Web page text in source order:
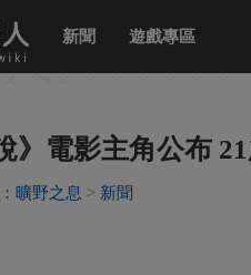
新聞 遊戲專區
》電影主角公布
曠野之息 新聞